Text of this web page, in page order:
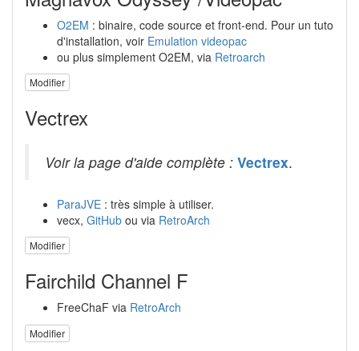
O2EM : binaire, code source et front-end. Pour un tuto
d'installation, voir Emulation videopac
ou plus simplement O2EM, via Retroarch
Modifier
Vectrex
Voir la page d'aide complète : Vectrex.
ParaJVE : très simple à utiliser.
vecx, GitHub ou via RetroArch
Modifier
Fairchild Channel F
FreeChaF via RetroArch
Modifier